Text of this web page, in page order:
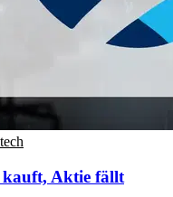
kauft, Aktie fällt